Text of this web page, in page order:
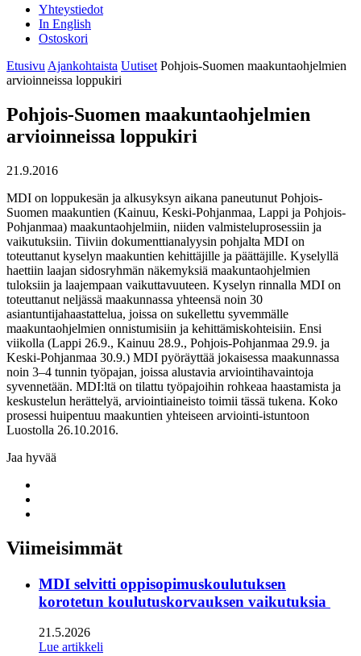
Yhteystiedot
In English
Ostoskori
Etusivu Ajankohtaista Uutiset Pohjois-Suomen maakuntaohjelmien
arvioinneissa loppukiri
Pohjois-Suomen maakuntaohjelmien
arvioinneissa loppukiri
21.9.2016
MDI on loppukesän ja alkusyksyn aikana paneutunut Pohjois-
Suomen maakuntien (Kainuu, Keski-Pohjanmaa, Lappi ja Pohjois-
Pohjanmaa) maakuntaohjelmiin, niiden valmisteluprosessiin ja
vaikutuksiin. Tiiviin dokumenttianalyysin pohjalta MDI on
toteuttanut kyselyn maakuntien kehittäjille ja päättäjille. Kyselyllä
haettiin laajan sidosryhmän näkemyksiä maakuntaohjelmien
tuloksiin ja laajempaan vaikuttavuuteen. Kyselyn rinnalla MDI on
toteuttanut neljässä maakunnassa yhteensä noin 30
asiantuntijahaastattelua, joissa on sukellettu syvemmälle
maakuntaohjelmien onnistumisiin ja kehittämiskohteisiin. Ensi
viikolla (Lappi 26.9., Kainuu 28.9., Pohjois-Pohjanmaa 29.9. ja
Keski-Pohjanmaa 30.9.) MDI pyöräyttää jokaisessa maakunnassa
noin 3–4 tunnin työpajan, joissa alustavia arviointihavaintoja
syvennetään. MDI:ltä on tilattu työpajoihin rohkeaa haastamista ja
keskustelun herättelyä, arviointiaineisto toimii tässä tukena. Koko
prosessi huipentuu maakuntien yhteiseen arviointi-istuntoon
Luostolla 26.10.2016.
Jaa hyvää
twitter
Viimeisimmät
MDI selvitti oppisopimuskoulutuksen
korotetun koulutuskorvauksen vaikutuksia
21.5.2026
Lue artikkeli